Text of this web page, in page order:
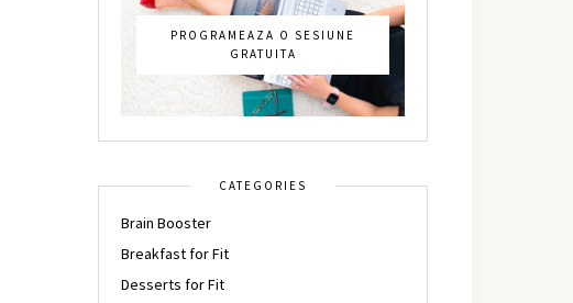
PROGRAMEAZA O SESIUNE
GRATUITA
CATEGORIES
Brain Booster
Breakfast for Fit
Desserts for Fit